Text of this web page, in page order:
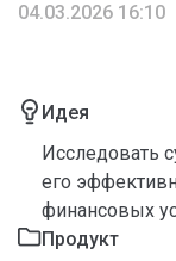
04.03.2026 16:10
Идея
Исследовать
его
финансовых
Продукт